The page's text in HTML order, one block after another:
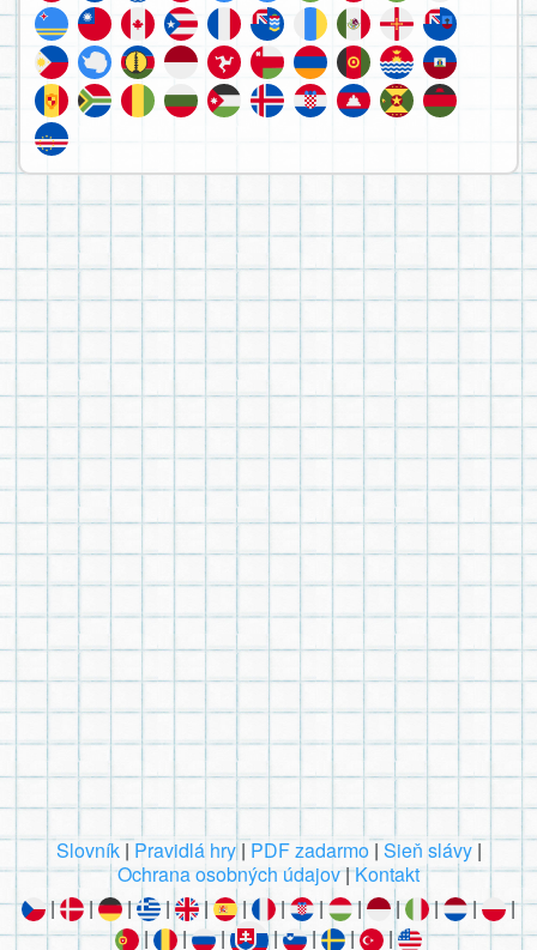
Slovník|Pravidlá hry| PDF zadarmo| Sieň slávy|
Ochrana osobných údajov|Kontakt
|
| | | | | | | | | | |
|
|
| | | | | |